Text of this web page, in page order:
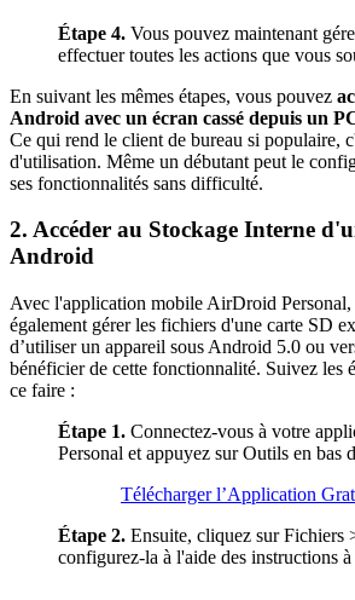
Étape 4. Vous pouvez maintenant
effectuer toutes les actions que vous
En suivant les mêmes étapes, vous pouvez
Android avec un écran cassé depuis un
Ce qui rend le client de bureau si populaire,
d'utilisation. Même un débutant peut le
ses fonctionnalités sans difficulté.
2. Accéder au Stockage Interne
Android
Avec l'application mobile AirDroid Personal,
également gérer les fichiers d'une carte SD
d’utiliser un appareil sous Android 5.0 ou
bénéficier de cette fonctionnalité. Suivez les
ce faire :
Étape 1. Connectez-vous à votre
Personal et appuyez sur Outils en bas
Télécharger l’Application
Étape 2. Ensuite, cliquez sur Fichiers
configurez-la à l'aide des instructions à